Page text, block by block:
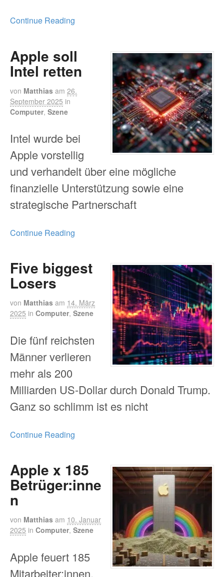
Continue Reading
Apple soll
Intel retten
von Matthias am 26.
September 2025 in
Computer, Szene
Intel wurde bei
Apple vorstellig
und verhandelt über eine mögliche
finanzielle Unterstützung sowie eine
strategische Partnerschaft
Continue Reading
Five biggest
Losers
von Matthias am 14. März
2025 in Computer, Szene
Die fünf reichsten
Männer verlieren
mehr als 200
Milliarden US-Dollar durch Donald Trump.
Ganz so schlimm ist es nicht
Continue Reading
Apple x 185
Betrüger:inne
n
von Matthias am 10. Januar
2025 in Computer, Szene
Apple feuert 185
Mitarbeiter:innen,